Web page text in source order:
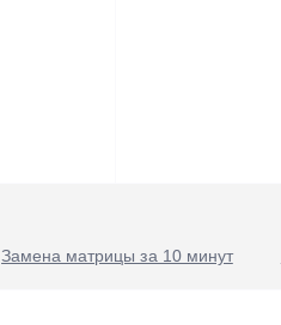
Замена матрицы за 10 минут